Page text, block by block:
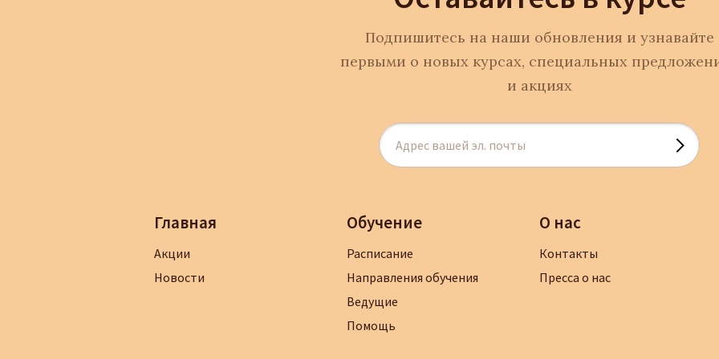
Подпишитесь на наши обновления и узнавайте
первыми о новых курсах, специальных
и акциях
Главная
Акции
Новости
Обучение
Расписание
Направления обучения
Ведущие
Помощь
О нас
Контакты
Пресса о нас